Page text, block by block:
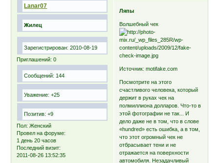
Lanar07
Жилец
Зарегистрирован: 2010-08-19
Приглашений: 0
Сообщений: 144
Уважение: +25
Позитив: +9
Пол: Женский
Провел на форуме:
1 день 20 часов
Последний визит:
2011-08-26 13:52:35
Ляпы
Волшебный чек
Источник: motifake.com
Посмотрите на этого
счастливого человека, который
держит в руках чек на
полмиллиона долларов. Что-то в
этой фотографии не так... И
дело даже не в том, что в слове
«hundred» есть ошибка, а в том,
что этот огромный чек не
отбрасывает тени и не
отражается на поверхности
автомобиля. Незадачливый